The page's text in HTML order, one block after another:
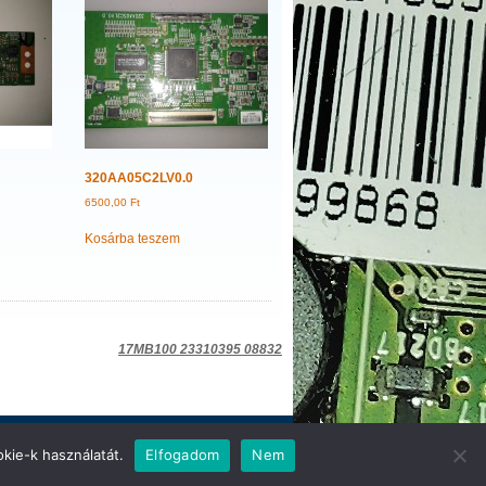
320AA05C2LV0.0
6500,00 Ft
Kosárba teszem
17MB100 23310395 08832
k használatát. Elfogadom Nem